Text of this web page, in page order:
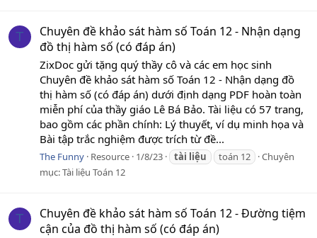
T
Chuyên đề khảo sát hàm số Toán 12 - Nhận dạng
đồ thị hàm số (có đáp án)
ZixDoc gửi tặng quý thầy cô và các em học sinh
Chuyên đề khảo sát hàm số Toán 12 - Nhận dạng đồ
thị hàm số (có đáp án) dưới định dạng PDF hoàn toàn
miễn phí của thầy giáo Lê Bá Bảo. Tài liệu có 57 trang,
bao gồm các phần chính: Lý thuyết, ví dụ minh họa và
Bài tập trắc nghiệm được trích từ đề...
The Funny Resource 1/8/23 tài liệu toán 12
Chuyên
mục:Tài liệu Toán 12
T
Chuyên đề khảo sát hàm số Toán 12 - Đường tiệm
cận của đồ thị hàm số (có đáp án)